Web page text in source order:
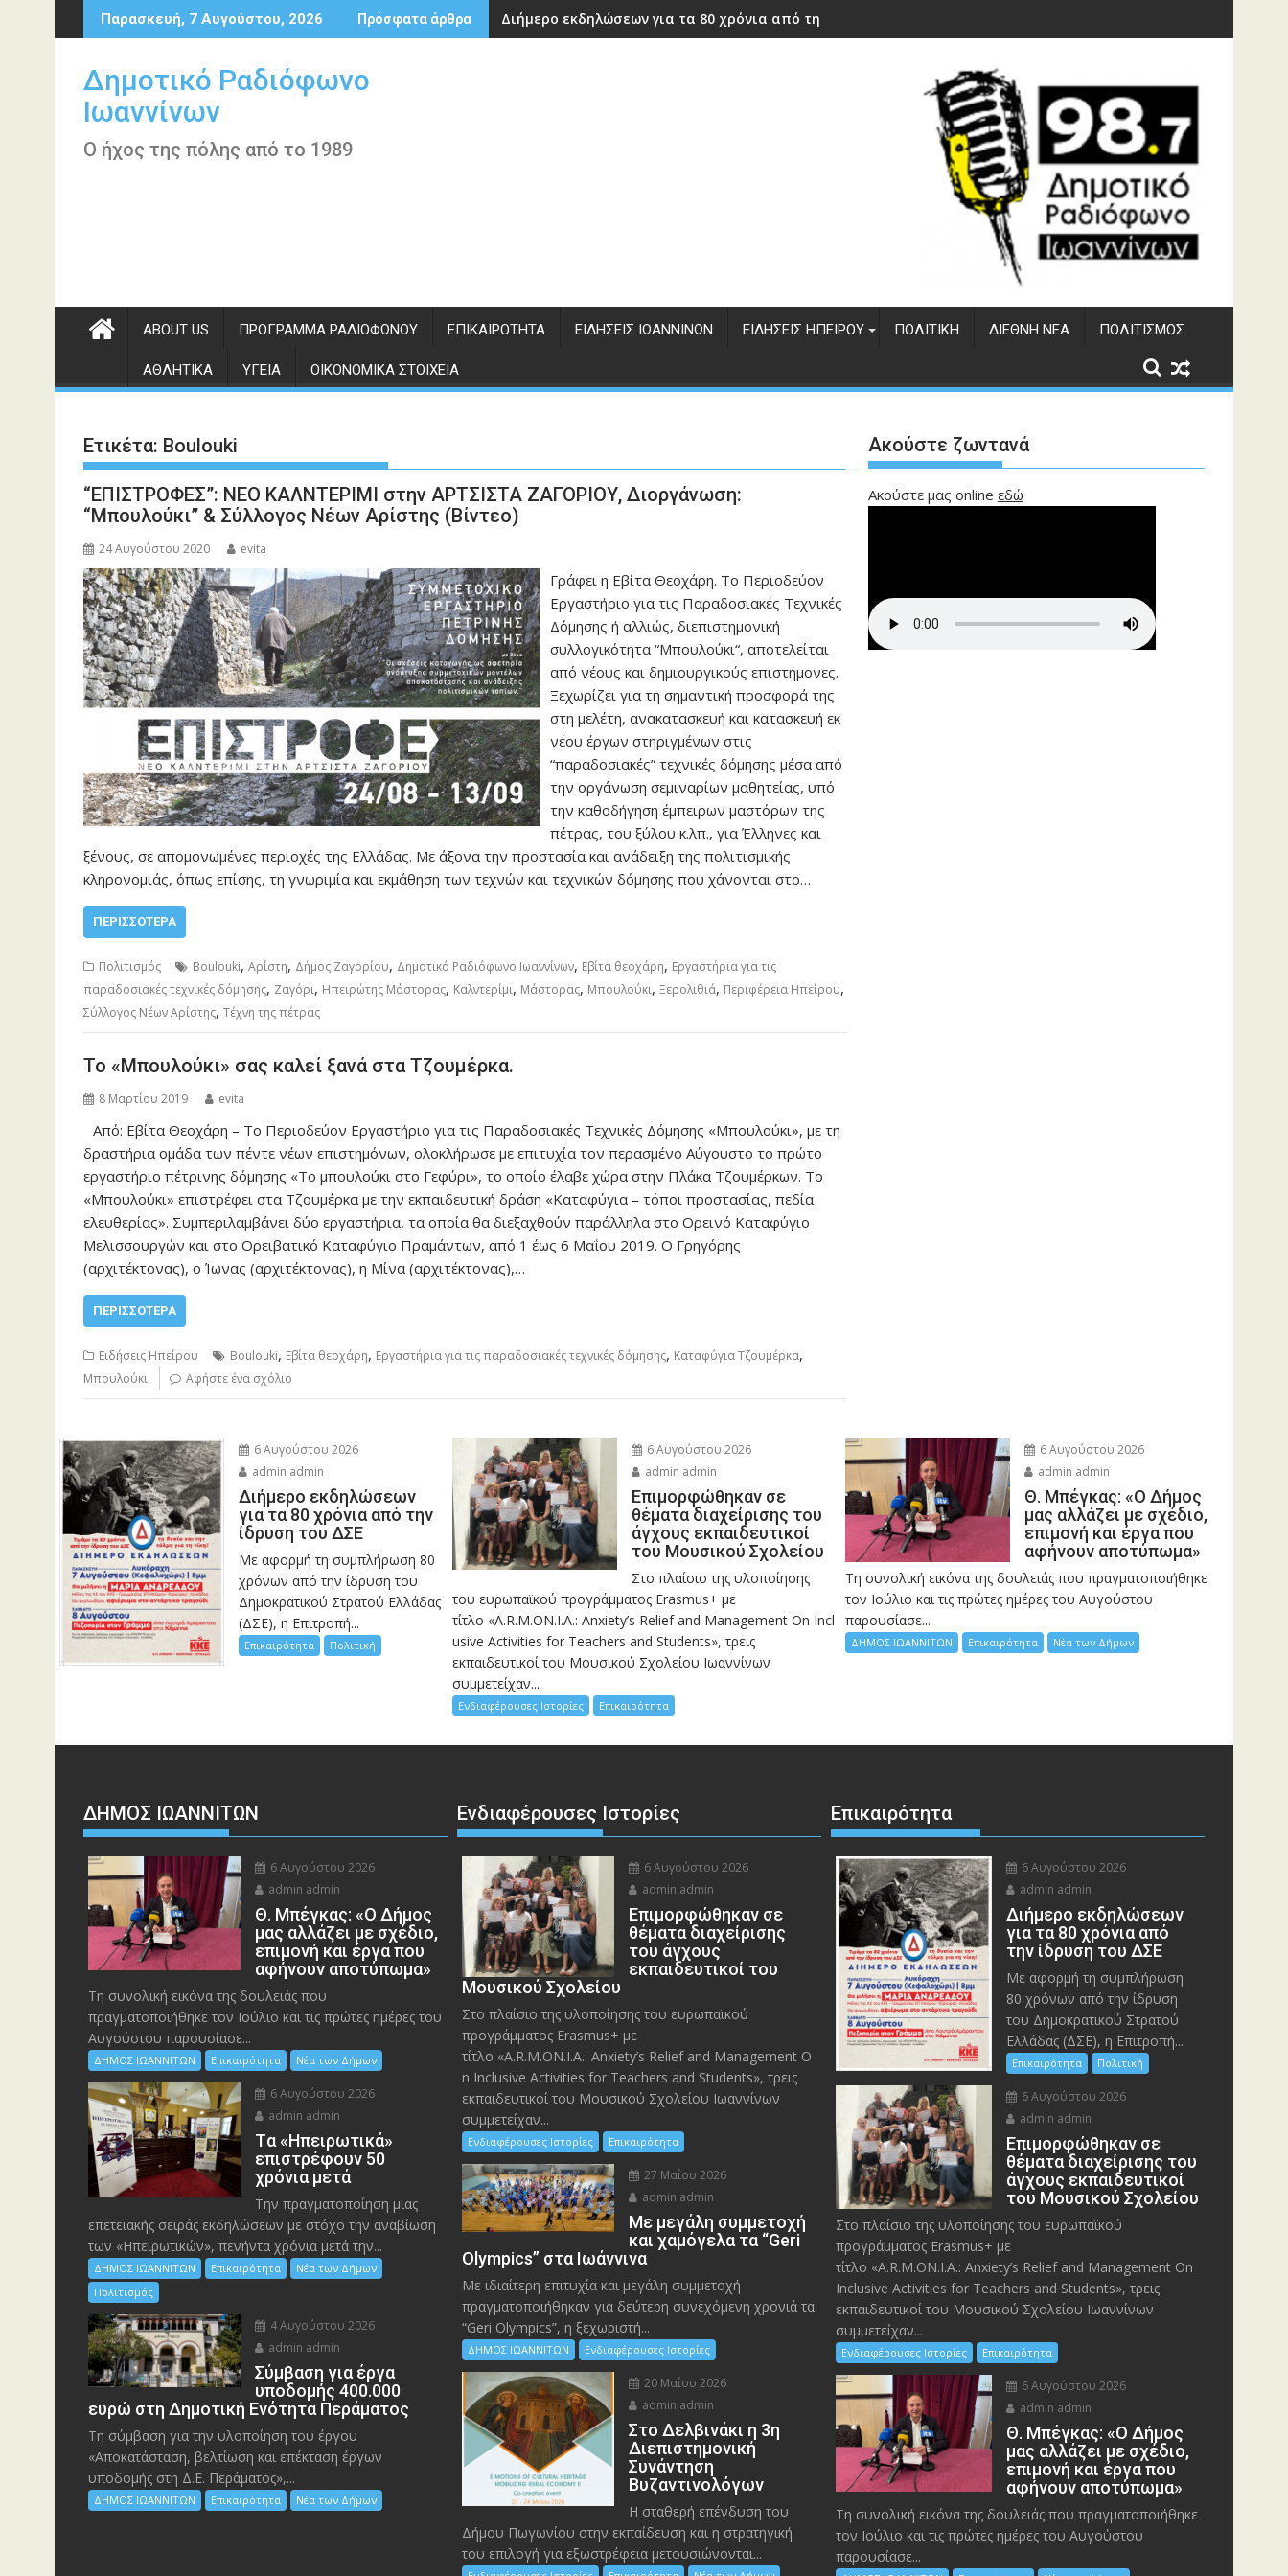
Περάστε
στο
Παρασκευή, 7 Αυγούστου, 2026 Πρόσφατα άρθρα Διήμερο εκδηλώσεων για τα 80 χρόνια από την ίδρυση του ΔΣΕ
Δημοτικό Ραδιόφωνο
Ιωαννίνων
Ο ήχος της πόλης από το 1989
ABOUT US ΠΡΌΓΡΑΜΜΑ ΡΑΔΙΟΦΏΝΟΥ ΕΠΙΚΑΙΡΌΤΗΤΑ ΕΙΔΉΣΕΙΣ ΙΩΑΝΝΊΝΩΝ ΕΙΔΉΣΕΙΣ ΗΠΕΊΡΟΥ ΠΟΛΙΤΙΚΉ ΔΙΕΘΝΉ ΝΈΑ ΠΟΛΙΤΙΣΜΌΣ
ΑΘΛΗΤΙΚΆ ΥΓΕΊΑ ΟΙΚΟΝΟΜΙΚΆ ΣΤΟΙΧΕΊΑ
Ετικέτα: Boulouki
“ΕΠΙΣΤΡΟΦΕΣ”: ΝΕΟ ΚΑΛΝΤΕΡΙΜΙ στην ΑΡΤΣΙΣΤΑ ΖΑΓΟΡΙΟΥ, Διοργάνωση:
“Μπουλούκι” & Σύλλογος Νέων Αρίστης (Βίντεο)
24 Αυγούστου 2020 evita
Γράφει η Εβίτα Θεοχάρη. Το Περιοδεύον
Εργαστήριο για τις Παραδοσιακές Τεχνικές
Δόμησης ή αλλιώς, διεπιστημονική
συλλογικότητα “Μπουλούκι“, αποτελείται
από νέους και δημιουργικούς επιστήμονες.
Ξεχωρίζει για τη σημαντική προσφορά της
στη μελέτη, ανακατασκευή και κατασκευή εκ
νέου έργων στηριγμένων στις
“παραδοσιακές” τεχνικές δόμησης μέσα από
την οργάνωση σεμιναρίων μαθητείας, υπό
την καθοδήγηση έμπειρων μαστόρων της
πέτρας, του ξύλου κ.λπ., για Έλληνες και
ξένους, σε απομονωμένες περιοχές της Ελλάδας. Με άξονα την προστασία και ανάδειξη της πολιτισμικής
κληρονομιάς, όπως επίσης, τη γνωριμία και εκμάθηση των τεχνών και τεχνικών δόμησης που χάνονται στο…
ΠΕΡΙΣΣΌΤΕΡΑ
Πολιτισμός Boulouki, Αρίστη, Δήμος Ζαγορίου, Δημοτικό Ραδιόφωνο Ιωαννίνων, Εβίτα θεοχάρη, Εργαστήρια για τις
παραδοσιακές τεχνικές δόμησης, Ζαγόρι, Ηπειρώτης Μάστορας, Καλντερίμι, Μάστορας, Μπουλούκι, Ξερολιθιά, Περιφέρεια Ηπείρου,
Σύλλογος Νέων Αρίστης, Τέχνη της πέτρας
Το «Μπουλούκι» σας καλεί ξανά στα Τζουμέρκα.
8 Μαρτίου 2019 evita
Από: Εβίτα Θεοχάρη – Το Περιοδεύον Εργαστήριο για τις Παραδοσιακές Τεχνικές Δόμησης «Μπουλούκι», με τη
δραστήρια ομάδα των πέντε νέων επιστημόνων, ολοκλήρωσε με επιτυχία τον περασμένο Αύγουστο το πρώτο
εργαστήριο πέτρινης δόμησης «Το μπουλούκι στο Γεφύρι», το οποίο έλαβε χώρα στην Πλάκα Τζουμέρκων. Το
«Μπουλούκι» επιστρέφει στα Τζουμέρκα με την εκπαιδευτική δράση «Καταφύγια – τόποι προστασίας, πεδία
ελευθερίας». Συμπεριλαμβάνει δύο εργαστήρια, τα οποία θα διεξαχθούν παράλληλα στο Ορεινό Καταφύγιο
Μελισσουργών και στο Ορειβατικό Καταφύγιο Πραμάντων, από 1 έως 6 Μαΐου 2019. Ο Γρηγόρης
(αρχιτέκτονας), ο Ίωνας (αρχιτέκτονας), η Μίνα (αρχιτέκτονας),…
ΠΕΡΙΣΣΌΤΕΡΑ
Ειδήσεις Ηπείρου Boulouki, Εβίτα θεοχάρη, Εργαστήρια για τις παραδοσιακές τεχνικές δόμησης, Καταφύγια Τζουμέρκα,
Μπουλούκι Αφήστε ένα σχόλιο
Ακούστε ζωντανά
Ακούστε μας online εδώ
6 Αυγούστου 2026
admin admin
Διήμερο εκδηλώσεων
για τα 80 χρόνια από την
ίδρυση του ΔΣΕ
Με αφορμή τη συμπλήρωση 80
χρόνων από την ίδρυση του
Δημοκρατικού Στρατού Ελλάδας
(ΔΣΕ), η Επιτροπή...
Επικαιρότητα Πολιτική
6 Αυγούστου 2026
admin admin
Eπιμορφώθηκαν σε
θέματα διαχείρισης του
άγχους εκπαιδευτικοί
του Μουσικού Σχολείου
Στο πλαίσιο της υλοποίησης
του ευρωπαϊκού προγράμματος Erasmus+ με
τίτλο «A.R.M.ON.I.A.: Anxiety’s Relief and Management On Incl
usive Activities for Teachers and Students», τρεις
εκπαιδευτικοί του Μουσικού Σχολείου Ιωαννίνων
συμμετείχαν...
Ενδιαφέρουσες Ιστορίες Επικαιρότητα
6 Αυγούστου 2026
admin admin
Θ. Μπέγκας: «Ο Δήμος
μας αλλάζει με σχέδιο,
επιμονή και έργα που
αφήνουν αποτύπωμα»
Τη συνολική εικόνα της δουλειάς που πραγματοποιήθηκε
τον Ιούλιο και τις πρώτες ημέρες του Αυγούστου
παρουσίασε...
ΔΗΜΟΣ ΙΩΑΝΝΙΤΩΝ Επικαιρότητα Νέα των Δήμων
ΔΗΜΟΣ ΙΩΑΝΝΙΤΩΝ
6 Αυγούστου 2026
admin admin
Θ. Μπέγκας: «Ο Δήμος
μας αλλάζει με σχέδιο,
επιμονή και έργα που
αφήνουν αποτύπωμα»
Τη συνολική εικόνα της δουλειάς που
πραγματοποιήθηκε τον Ιούλιο και τις πρώτες ημέρες του
Αυγούστου παρουσίασε...
ΔΗΜΟΣ ΙΩΑΝΝΙΤΩΝ Επικαιρότητα Νέα των Δήμων
6 Αυγούστου 2026
admin admin
Tα «Ηπειρωτικά»
επιστρέφουν 50
χρόνια μετά
Την πραγματοποίηση μιας
επετειακής σειράς εκδηλώσεων με στόχο την αναβίωση
των «Ηπειρωτικών», πενήντα χρόνια μετά την...
ΔΗΜΟΣ ΙΩΑΝΝΙΤΩΝ Επικαιρότητα
Νέα των Δήμων
Πολιτισμός
4 Αυγούστου 2026
admin admin
Σύμβαση για έργα
υποδομής 400.000
ευρώ στη Δημοτική Ενότητα Περάματος
Τη σύμβαση για την υλοποίηση του έργου
«Αποκατάσταση, βελτίωση και επέκταση έργων
υποδομής στη Δ.Ε. Περάματος»,...
ΔΗΜΟΣ ΙΩΑΝΝΙΤΩΝ Επικαιρότητα Νέα των Δήμων
Ενδιαφέρουσες Ιστορίες
6 Αυγούστου 2026
admin admin
Eπιμορφώθηκαν σε
θέματα διαχείρισης
του άγχους
εκπαιδευτικοί του
Μουσικού Σχολείου
Στο πλαίσιο της υλοποίησης του ευρωπαϊκού
προγράμματος Erasmus+ με
τίτλο «A.R.M.ON.I.A.: Anxiety’s Relief and Management O
n Inclusive Activities for Teachers and Students», τρεις
εκπαιδευτικοί του Μουσικού Σχολείου Ιωαννίνων
συμμετείχαν...
Ενδιαφέρουσες Ιστορίες Επικαιρότητα
27 Μαΐου 2026
admin admin
Με μεγάλη συμμετοχή
και χαμόγελα τα “Geri
Olympics” στα Ιωάννινα
Με ιδιαίτερη επιτυχία και μεγάλη συμμετοχή
πραγματοποιήθηκαν για δεύτερη συνεχόμενη χρονιά τα
“Geri Olympics”, η ξεχωριστή...
ΔΗΜΟΣ ΙΩΑΝΝΙΤΩΝ Ενδιαφέρουσες Ιστορίες
20 Μαΐου 2026
admin admin
Στο Δελβινάκι η 3η
Διεπιστημονική
Συνάντηση
Βυζαντινολόγων
Η σταθερή επένδυση του
Δήμου Πωγωνίου στην εκπαίδευση και η στρατηγική
του επιλογή για εξωστρέφεια μετουσιώνονται...
Επικαιρότητα
6 Αυγούστου 2026
admin admin
Διήμερο εκδηλώσεων
για τα 80 χρόνια από
την ίδρυση του ΔΣΕ
Με αφορμή τη συμπλήρωση
80 χρόνων από την ίδρυση
του Δημοκρατικού Στρατού
Ελλάδας (ΔΣΕ), η Επιτροπή...
Επικαιρότητα Πολιτική
6 Αυγούστου 2026
admin admin
Eπιμορφώθηκαν σε
θέματα διαχείρισης του
άγχους εκπαιδευτικοί
του Μουσικού Σχολείου
Στο πλαίσιο της υλοποίησης του ευρωπαϊκού
προγράμματος Erasmus+ με
τίτλο «A.R.M.ON.I.A.: Anxiety’s Relief and Management On
Inclusive Activities for Teachers and Students», τρεις
εκπαιδευτικοί του Μουσικού Σχολείου Ιωαννίνων
συμμετείχαν...
Ενδιαφέρουσες Ιστορίες Επικαιρότητα
6 Αυγούστου 2026
admin admin
Θ. Μπέγκας: «Ο Δήμος
μας αλλάζει με σχέδιο,
επιμονή και έργα που
αφήνουν αποτύπωμα»
Τη συνολική εικόνα της δουλειάς που πραγματοποιήθηκε
τον Ιούλιο και τις πρώτες ημέρες του Αυγούστου
παρουσίασε...